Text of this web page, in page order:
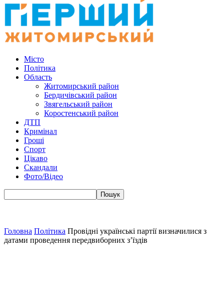
Місто
Політика
Область
Житомирський район
Бердичівський район
Звягельський район
Коростенський район
ДТП
Кримінал
Гроші
Спорт
Цікаво
Скандали
Фото/Відео
Головна Політика Провідні українські партії визначилися з
датами проведення передвиборних з’їздів